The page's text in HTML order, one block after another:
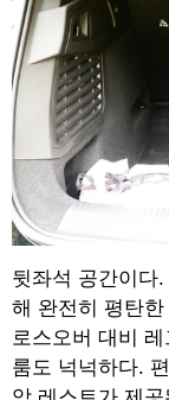
뒷좌석 공간이다
해 완전히 평탄
로스오버 대비
룸도 넉넉하다.